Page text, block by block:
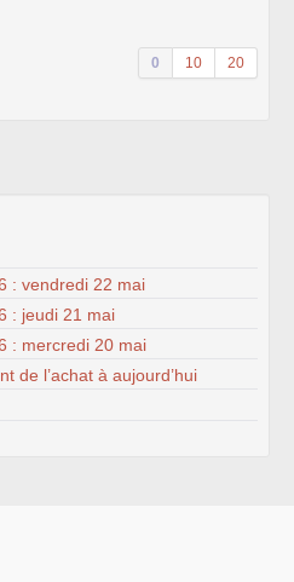
0 10 20
: vendredi 22 mai
: jeudi 21 mai
: mercredi 20 mai
de l’achat à aujourd’hui